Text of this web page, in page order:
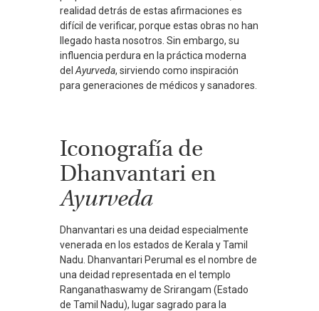
realidad detrás de estas afirmaciones es
difícil de verificar, porque estas obras no han
llegado hasta nosotros. Sin embargo, su
influencia perdura en la práctica moderna
del Ayurveda, sirviendo como inspiración
para generaciones de médicos y sanadores.
Iconografía de
Dhanvantari en
Ayurveda
Dhanvantari es una deidad especialmente
venerada en los estados de Kerala y Tamil
Nadu. Dhanvantari Perumal es el nombre de
una deidad representada en el templo
Ranganathaswamy de Srirangam (Estado
de Tamil Nadu), lugar sagrado para la